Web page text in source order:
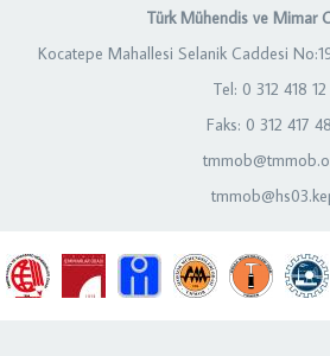
Türk Mühendis ve Mimar
Kocatepe Mahallesi Selanik Caddesi
Tel: 0 312 418
Faks: 0 312 417